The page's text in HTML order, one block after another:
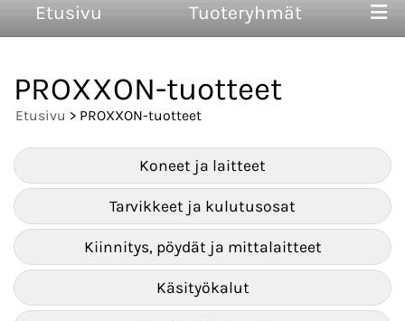
Etusivu Tuoteryhmät
PROXXON-tuotteet
Etusivu > PROXXON-tuotteet
Koneet ja laitteet
Tarvikkeet ja kulutusosat
Kiinnitys, pöydät ja mittalaitteet
Käsityökalut